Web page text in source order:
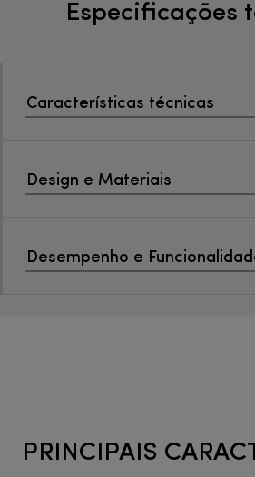
Especificações
Características técnicas
Design e Materiais
Desempenho e
PRINCIPAIS